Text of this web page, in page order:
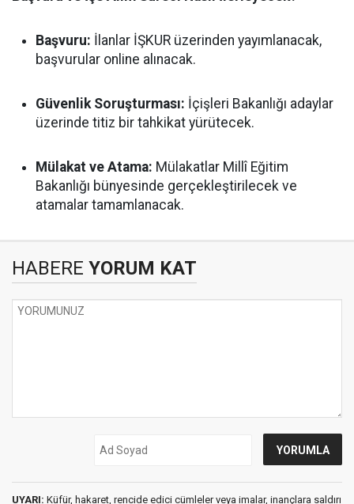
Başvuru: İlanlar İŞKUR üzerinden yayımlanacak,
başvurular online alınacak.
Güvenlik Soruşturması: İçişleri Bakanlığı adaylar
üzerinde titiz bir tahkikat yürütecek.
Mülakat ve Atama: Mülakatlar Millî Eğitim
Bakanlığı bünyesinde gerçekleştirilecek ve
atamalar tamamlanacak.
HABERE YORUM KAT
UYARI: Küfür, hakaret, rencide edici cümleler veya imalar, inançlara saldırı